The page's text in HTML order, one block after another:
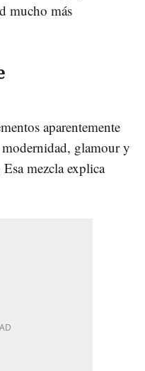
mucho más
aparentemente
glamour y
mezcla explica